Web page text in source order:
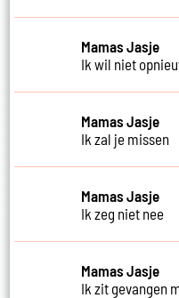
Mamas Jasje
Ik wil niet
Mamas Jasje
Ik zal je missen
Mamas Jasje
Ik zeg niet nee
Mamas Jasje
Ik zit gevangen